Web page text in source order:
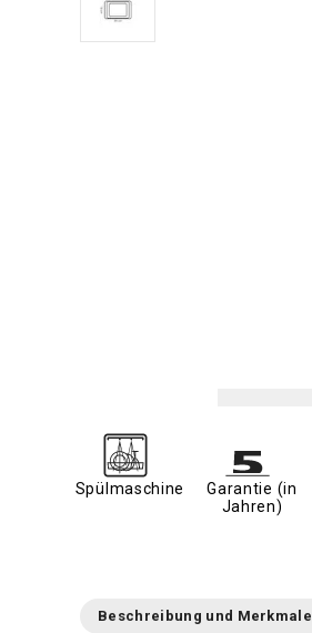
Spülmaschine
Garantie (in
Jahren)
Beschreibung und Merkmale